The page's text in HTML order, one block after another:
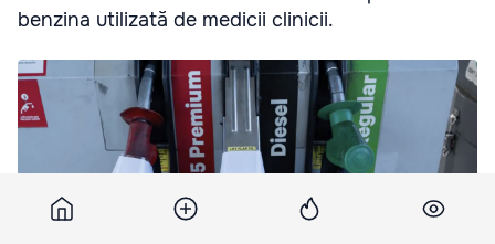
benzina utilizată de medicii clinicii.